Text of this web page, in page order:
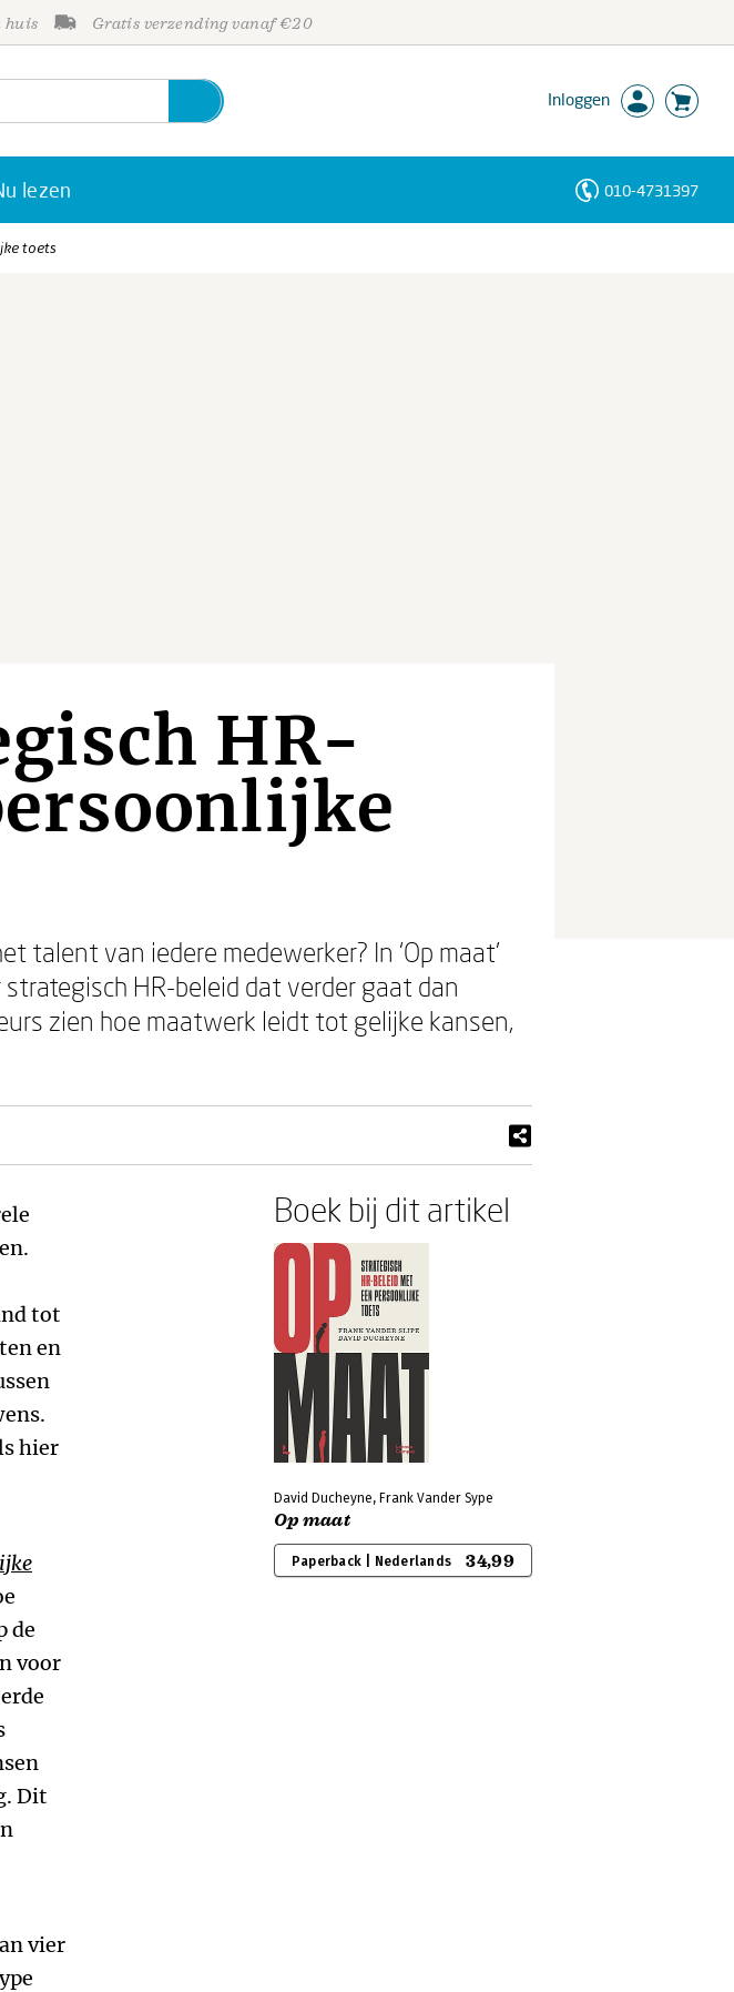
huis Gratis verzending vanaf €20
Inloggen
lezen 010-4731397
toets
HR-
talent van iedere medewerker? In ‘Op maat’
HR-beleid dat verder gaat dan
zien hoe maatwerk leidt tot gelijke kansen,
tot
en
hier
de
voor
Dit
vier
Boek bij dit artikel
David Ducheyne, Frank Vander Sype
Op maat
Paperback | Nederlands 34,99
Personen